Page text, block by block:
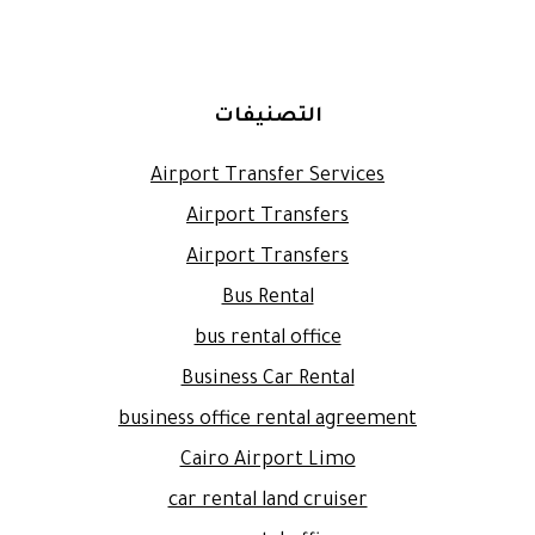
التصنيفات
Airport Transfer Services
Airport Transfers
Airport Transfers
Bus Rental
bus rental office
Business Car Rental
business office rental agreement
Cairo Airport Limo
car rental land cruiser